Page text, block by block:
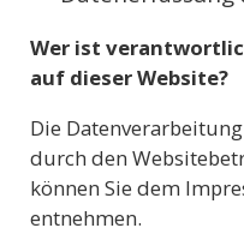
Wer ist
auf dieser Website?
Die
durch den
können Sie dem
entnehmen.